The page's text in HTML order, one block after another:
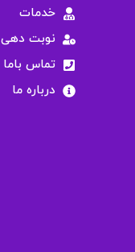
خدمات
نوبت دهی
تماس باما
درباره ما